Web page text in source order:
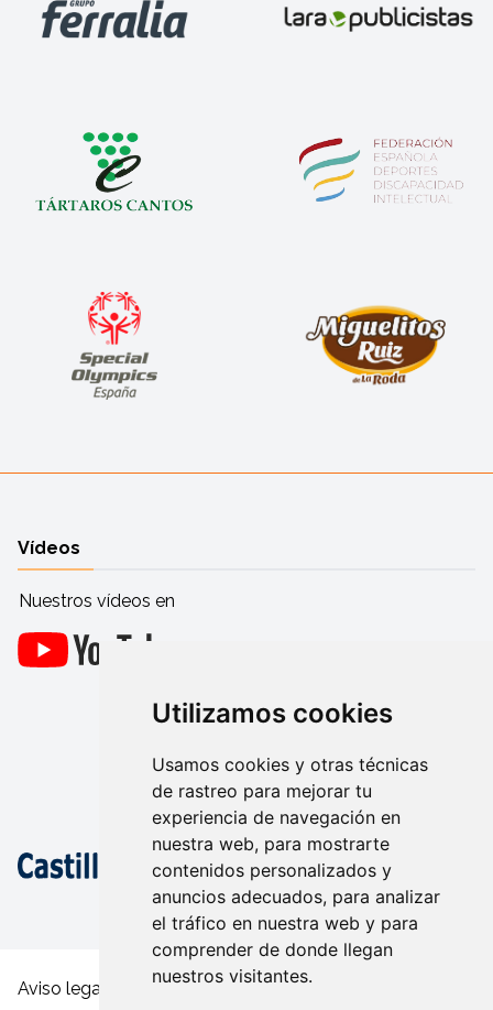
Utilizamos cookies
Usamos cookies y otras técnicas
de rastreo para mejorar tu
experiencia de navegación en
nuestra web, para mostrarte
contenidos personalizados y
anuncios adecuados, para analizar
el tráfico en nuestra web y para
comprender de donde llegan
nuestros visitantes.
Vídeos
Nuestros vídeos en
Aviso legal y condiciones de uso